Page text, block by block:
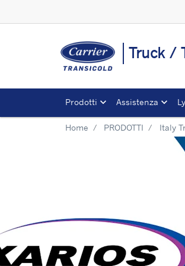
Truck /
Prodotti Assistenza
Home PRODOTTI Italy